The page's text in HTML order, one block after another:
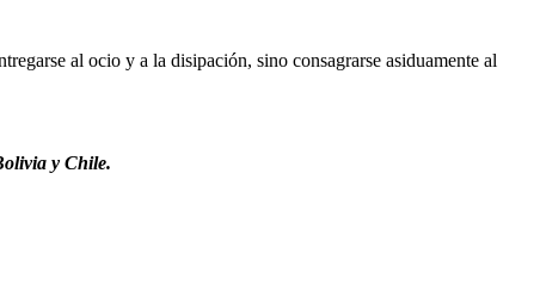
al ocio y a la disipación, sino consagrarse asiduamente al
y Chile.